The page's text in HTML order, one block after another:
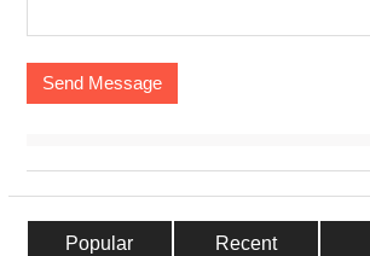
Popular Recent